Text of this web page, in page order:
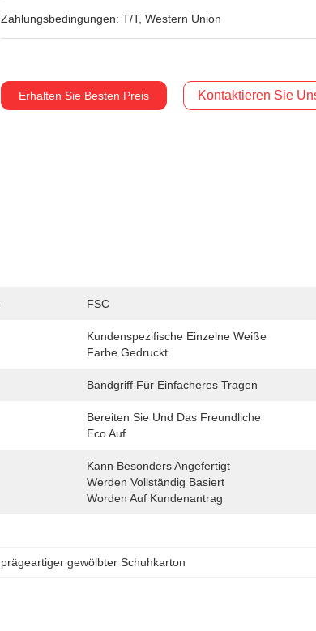
Zahlungsbedingungen: T/T, Western Union
Erhalten Sie Besten Preis Kontaktieren Sie
FSC
Kundenspezifische Einzelne Weiße
Farbe Gedruckt
Bandgriff Für Einfacheres Tragen
Bereiten Sie Und Das Freundliche
Eco Auf
Kann Besonders Angefertigt
Werden Vollständig Basiert
Worden Auf Kundenantrag
prägeartiger gewölbter Schuhkarton